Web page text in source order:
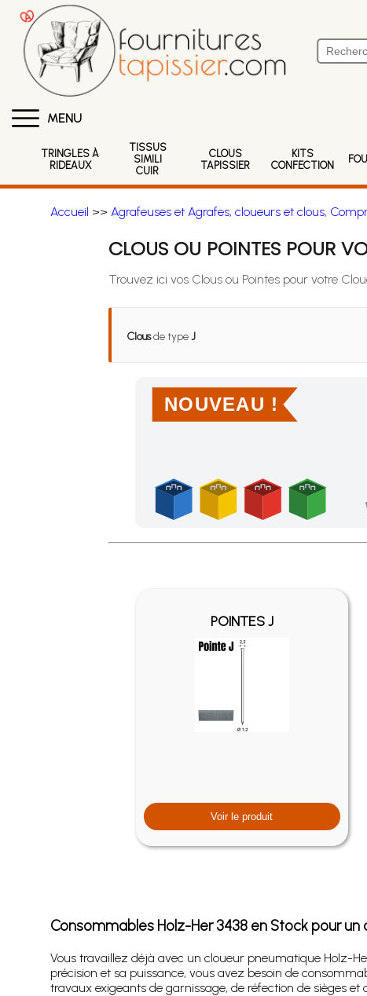
MENU
TRINGLES À
RIDEAUX
TISSUS
SIMILI
CUIR
CLOUS
TAPISSIER
KITS
CONFECTION
Accueil >> Agrafeuses et Agrafes, cloueurs et clous,
CLOUS OU POINTES POUR
Trouvez ici vos Clous ou Pointes pour votre
Clousde typeJ
NOUVEAU !
Achetez 4 sachets ou boîtes d'agrafes ou de
POINTES J
Voir le produit
Consommables Holz-Her 3438 en Stock pour
Vous travaillez déjà avec un cloueur pneumatique Holz-
précision et sa puissance, vous avez besoin de
travaux exigeants de garnissage, de réfection de sièges